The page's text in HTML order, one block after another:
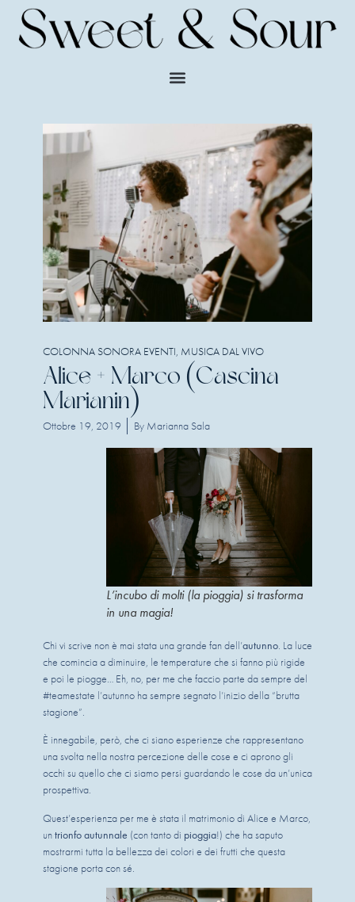
COLONNA SONORA EVENTI, MUSICA DAL VIVO
Alice + Marco (Cascina
Marianin)
Ottobre 19, 2019 ByMarianna Sala
L’incubo di molti (la pioggia) si trasforma
in una magia!
Chi vi scrive non è mai stata una grande fan dell’autunno. La luce
che comincia a diminuire, le temperature che si fanno più rigide
e poi le piogge… Eh, no, per me che faccio parte da sempre del
#teamestate l’autunno ha sempre segnato l’inizio della “brutta
stagione”.
È innegabile, però, che ci siano esperienze che rappresentano
una svolta nella nostra percezione delle cose e ci aprono gli
occhi su quello che ci siamo persi guardando le cose da un’unica
prospettiva.
Quest’esperienza per me è stata il matrimonio di Alice e Marco,
untrionfo autunnale (con tanto di pioggia!) che ha saputo
mostrarmi tutta la bellezza dei colori e dei frutti che questa
stagione porta con sé.